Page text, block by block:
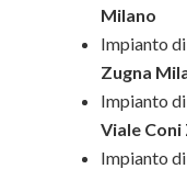
Milano
Impianto
Zugna
Impianto
Viale Coni
Impianto